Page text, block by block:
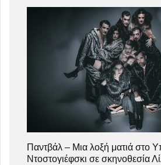
Παντβάλ – Μια λοξή ματιά στο
Ντοστογιέφσκι σε σκηνοθεσία